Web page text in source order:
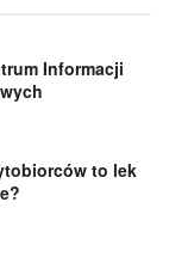
Informacji
to lek